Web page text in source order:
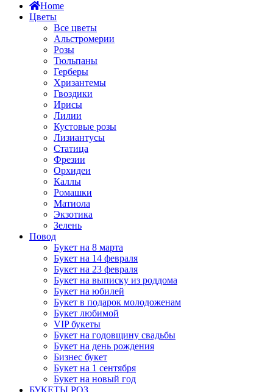
Home
Цветы
Все цветы
Альстромерии
Розы
Тюльпаны
Герберы
Хризантемы
Гвоздики
Ирисы
Лилии
Кустовые розы
Лизиантусы
Статица
Фрезии
Орхидеи
Каллы
Ромашки
Матиола
Экзотика
Зелень
Повод
Букет на 8 марта
Букет на 14 февраля
Букет на 23 февраля
Букет на выписку из роддома
Букет на юбилей
Букет в подарок молодоженам
Букет любимой
VIP букеты
Букет на годовщину свадьбы
Букет на день рождения
Бизнес букет
Букет на 1 сентября
Букет на новый год
БУКЕТЫ РОЗ